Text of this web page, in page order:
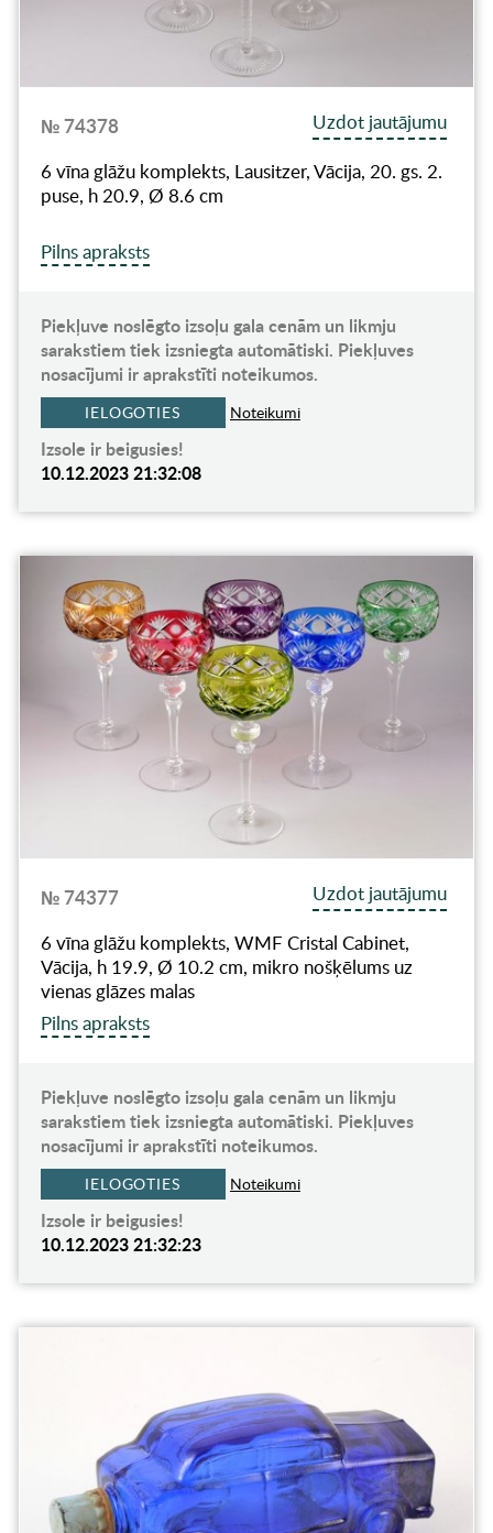
№ 74378
Uzdot jautājumu
6 vīna glāžu komplekts, Lausitzer, Vācija, 20. gs. 2.
puse, h 20.9, Ø 8.6 cm
Pilns apraksts
Piekļuve noslēgto izsoļu gala cenām un likmju
sarakstiem tiek izsniegta automātiski. Piekļuves
nosacījumi ir aprakstīti noteikumos.
IELOGOTIES Noteikumi
Izsole ir beigusies!
10.12.2023 21:32:08
№ 74377
Uzdot jautājumu
6 vīna glāžu komplekts, WMF Cristal Cabinet,
Vācija, h 19.9, Ø 10.2 cm, mikro nošķēlums uz
vienas glāzes malas
Pilns apraksts
Piekļuve noslēgto izsoļu gala cenām un likmju
sarakstiem tiek izsniegta automātiski. Piekļuves
nosacījumi ir aprakstīti noteikumos.
IELOGOTIES Noteikumi
Izsole ir beigusies!
10.12.2023 21:32:23